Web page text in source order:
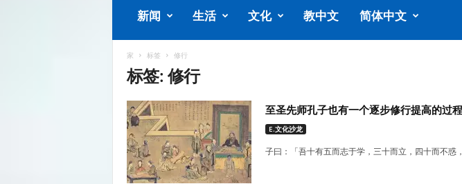
新闻 生活 文化 教中文 简体中文
家 标签 修行
标签: 修行
至圣先师孔子也有一个逐步修行提高的过程
E.文化沙龙
子曰：「吾十有五而志于学，三十而立，四十而不惑，